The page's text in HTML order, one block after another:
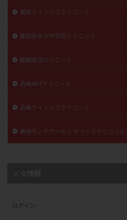
蔵本ウイメンズクリニック
藤田医科大学羽田クリニック
醍醐渡辺クリニック
高崎ARTクリニック
高橋ウイメンズクリニック
麻布モンテアール レディースクリニック
ログイン